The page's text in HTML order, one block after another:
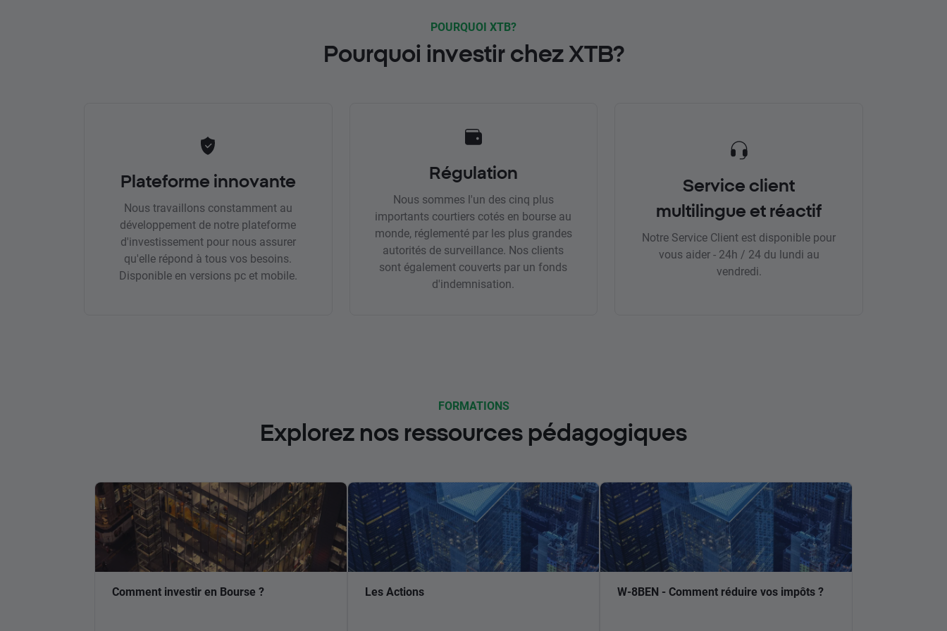
POURQUOI XTB?
Pourquoi investir chez XTB?
Plateforme innovante
Nous travaillons constamment au
développement de notre plateforme
d'investissement pour nous assurer
qu'elle répond à tous vos besoins.
Disponible en versions pc et mobile.
Régulation
Nous sommes l'un des cinq plus
importants courtiers cotés en bourse au
monde, réglementé par les plus grandes
autorités de surveillance. Nos clients
sont également couverts par un fonds
d'indemnisation.
Service client
multilingue et réactif
Notre Service Client est disponible pour
vous aider - 24h / 24 du lundi au
vendredi.
FORMATIONS
Explorez nos ressources pédagogiques
Comment investir en Bourse ? Les Actions W-8BEN - Comment réduire vos impôts ?